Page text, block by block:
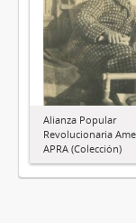
Alianza Popular
Revolucionaria
APRA (Colección)